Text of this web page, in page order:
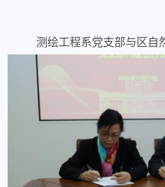
测绘工程系党支部与区自